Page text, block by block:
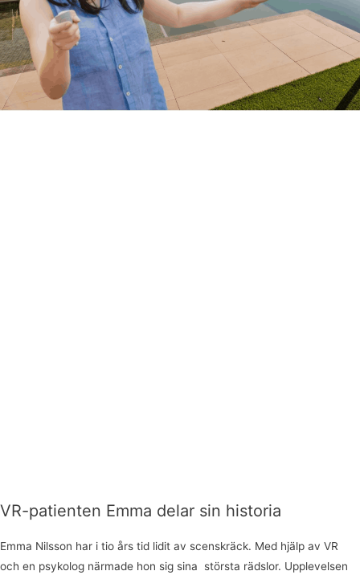
VR-patienten Emma delar sin historia
Emma Nilsson har i tio års tid lidit av scenskräck. Med hjälp av VR
och en psykolog närmade hon sig sina största rädslor. Upplevelsen